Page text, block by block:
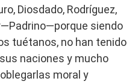
Diosdado, Rodríguez,
siendo
tuétanos, no han tenido
naciones y mucho
moral y